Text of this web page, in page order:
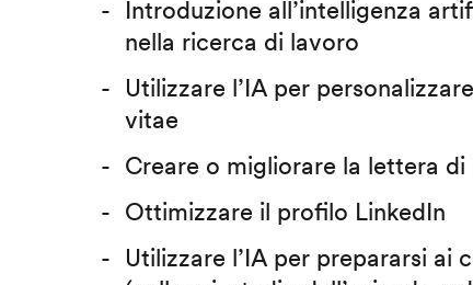
Introduzione all’intelligenza
nella ricerca di lavoro
Utilizzare l’IA per
vitae
Creare o migliorare la lettera di
Ottimizzare il profilo LinkedIn
Utilizzare l’IA per prepararsi ai